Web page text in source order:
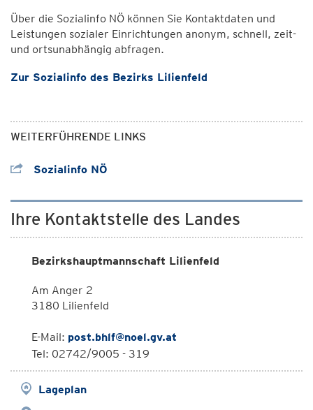
Über die Sozialinfo NÖ können Sie Kontaktdaten und
Leistungen sozialer Einrichtungen anonym, schnell, zeit-
und ortsunabhängig abfragen.
Zur Sozialinfo des Bezirks Lilienfeld
WEITERFÜHRENDE LINKS
Sozialinfo NÖ
Ihre Kontaktstelle des Landes
Bezirkshauptmannschaft Lilienfeld
Am Anger 2
3180 Lilienfeld
E-Mail: post.bhlf@noel.gv.at
Tel: 02742/9005 - 319
Lageplan